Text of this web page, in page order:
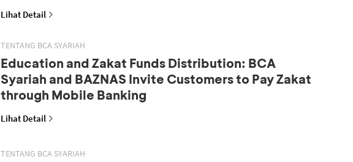
Lihat Detail
TENTANG BCA SYARIAH
Education and Zakat Funds Distribution: BCA
Syariah and BAZNAS Invite Customers to Pay Zakat
through Mobile Banking
Lihat Detail
TENTANG BCA SYARIAH